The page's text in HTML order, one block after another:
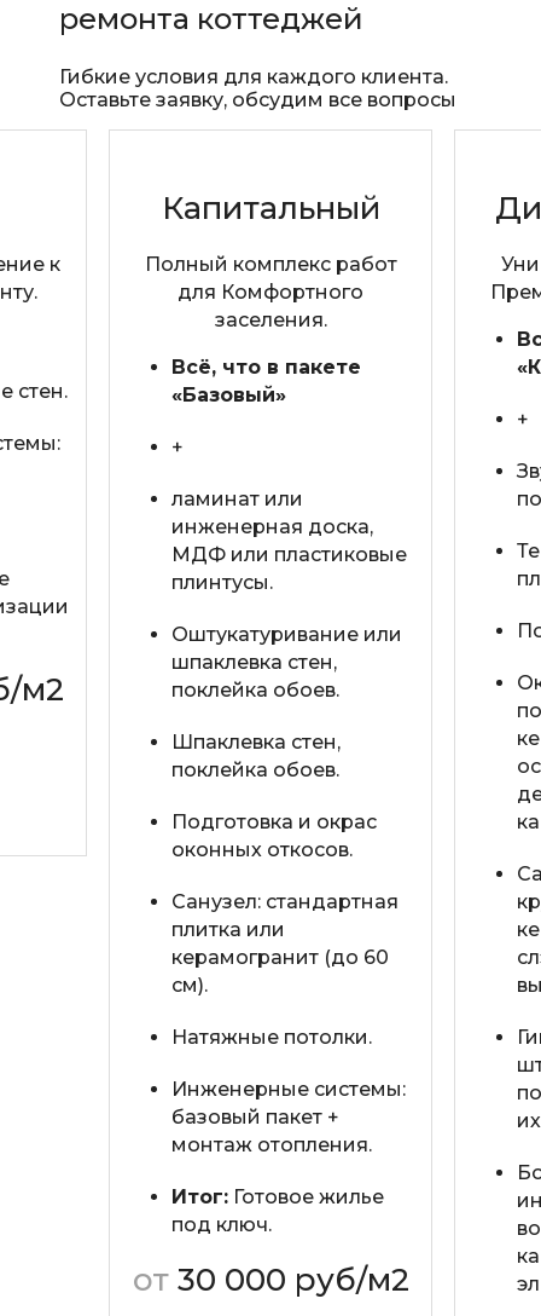
ремонта коттеджей
Гибкие условия для каждого клиента.
Оставьте заявку, обсудим все вопросы
к
стен.
м2
Капитальный
Полный комплекс работ
для Комфортного
заселения.
Всё, что в пакете
«Базовый»
+
ламинат или
инженерная доска,
МДФ или пластиковые
плинтусы.
Оштукатуривание или
шпаклевка стен,
поклейка обоев.
Шпаклевка стен,
поклейка обоев.
Подготовка и окрас
оконных откосов.
Санузел: стандартная
плитка или
керамогранит (до 60
см).
Натяжные потолки.
Инженерные системы:
базовый пакет +
монтаж отопления.
Итог: Готовое жилье
под ключ.
от 30 000 руб/м2
+